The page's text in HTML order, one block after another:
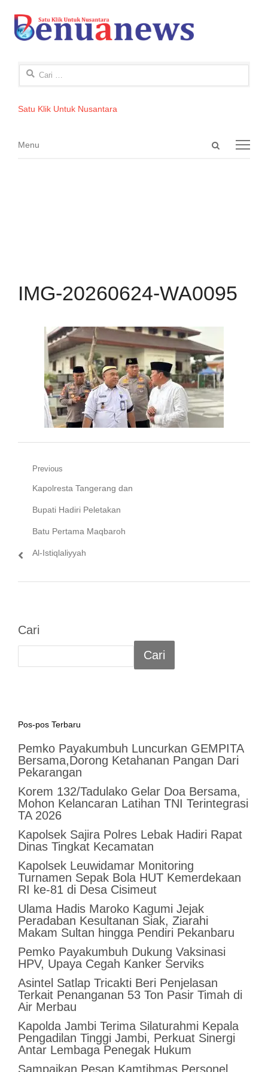
Cari
Satu Klik Untuk Nusantara
Open
Menu
Menu
IMG-20260624-WA0095
Navigasi
pos
Previous
Previous
post:
Kapolresta Tangerang dan
Bupati Hadiri Peletakan
Batu Pertama Maqbaroh
Al-Istiqlaliyyah
Cari
Cari
Pos-pos Terbaru
Pemko Payakumbuh Luncurkan GEMPITA
Bersama,Dorong Ketahanan Pangan Dari
Pekarangan
Korem 132/Tadulako Gelar Doa Bersama,
Mohon Kelancaran Latihan TNI Terintegrasi
TA 2026
Kapolsek Sajira Polres Lebak Hadiri Rapat
Dinas Tingkat Kecamatan
Kapolsek Leuwidamar Monitoring
Turnamen Sepak Bola HUT Kemerdekaan
RI ke-81 di Desa Cisimeut
Ulama Hadis Maroko Kagumi Jejak
Peradaban Kesultanan Siak, Ziarahi
Makam Sultan hingga Pendiri Pekanbaru
Pemko Payakumbuh Dukung Vaksinasi
HPV, Upaya Cegah Kanker Serviks
Asintel Satlap Tricakti Beri Penjelasan
Terkait Penanganan 53 Ton Pasir Timah di
Air Merbau
Kapolda Jambi Terima Silaturahmi Kepala
Pengadilan Tinggi Jambi, Perkuat Sinergi
Antar Lembaga Penegak Hukum
Sampaikan Pesan Kamtibmas,Personel